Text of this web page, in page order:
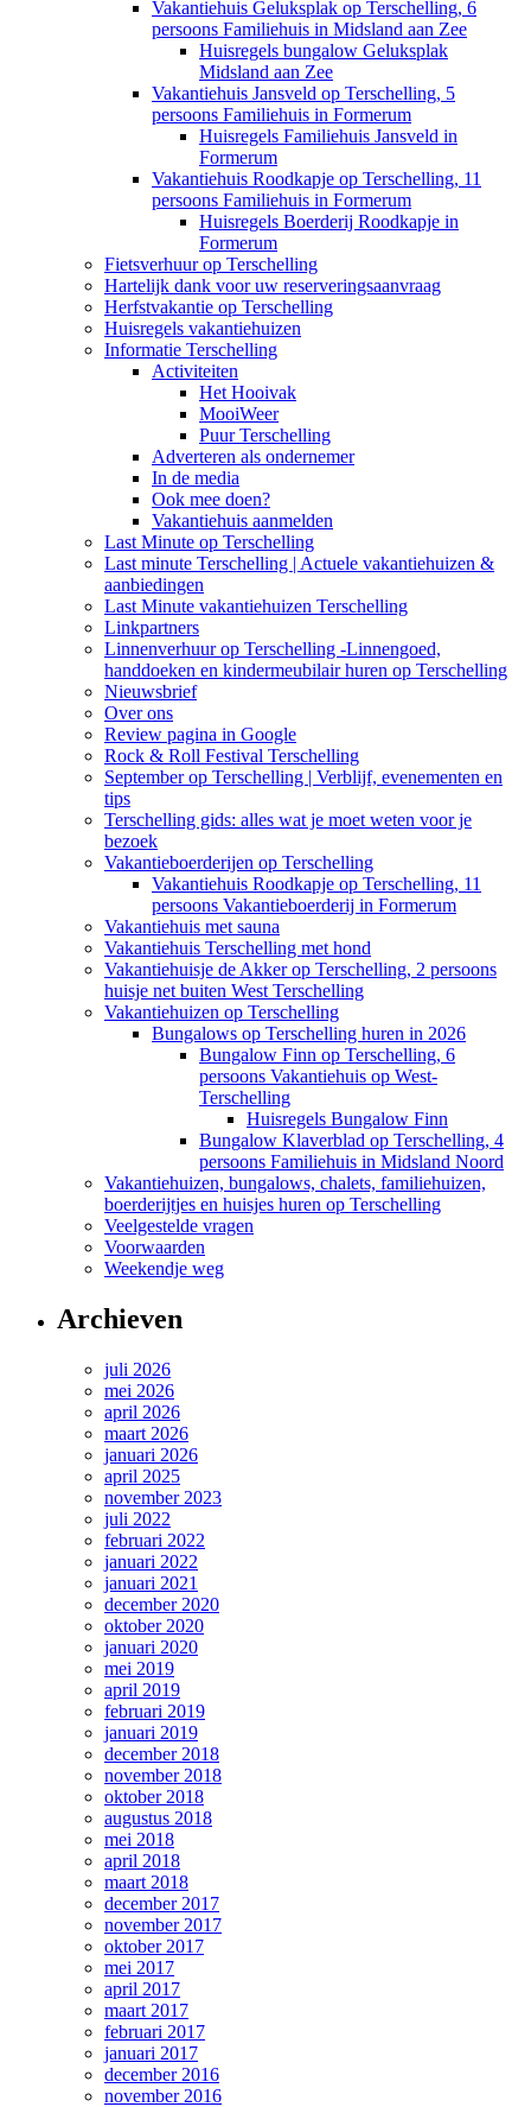
Vakantiehuis Geluksplak op Terschelling, 6
persoons Familiehuis in Midsland aan Zee
Huisregels bungalow Geluksplak
Midsland aan Zee
Vakantiehuis Jansveld op Terschelling, 5
persoons Familiehuis in Formerum
Huisregels Familiehuis Jansveld in
Formerum
Vakantiehuis Roodkapje op Terschelling, 11
persoons Familiehuis in Formerum
Huisregels Boerderij Roodkapje in
Formerum
Fietsverhuur op Terschelling
Hartelijk dank voor uw reserveringsaanvraag
Herfstvakantie op Terschelling
Huisregels vakantiehuizen
Informatie Terschelling
Activiteiten
Het Hooivak
MooiWeer
Puur Terschelling
Adverteren als ondernemer
In de media
Ook mee doen?
Vakantiehuis aanmelden
Last Minute op Terschelling
Last minute Terschelling | Actuele vakantiehuizen &
aanbiedingen
Last Minute vakantiehuizen Terschelling
Linkpartners
Linnenverhuur op Terschelling -Linnengoed,
handdoeken en kindermeubilair huren op Terschelling
Nieuwsbrief
Over ons
Review pagina in Google
Rock & Roll Festival Terschelling
September op Terschelling | Verblijf, evenementen en
tips
Terschelling gids: alles wat je moet weten voor je
bezoek
Vakantieboerderijen op Terschelling
Vakantiehuis Roodkapje op Terschelling, 11
persoons Vakantieboerderij in Formerum
Vakantiehuis met sauna
Vakantiehuis Terschelling met hond
Vakantiehuisje de Akker op Terschelling, 2 persoons
huisje net buiten West Terschelling
Vakantiehuizen op Terschelling
Bungalows op Terschelling huren in 2026
Bungalow Finn op Terschelling, 6
persoons Vakantiehuis op West-
Terschelling
Huisregels Bungalow Finn
Bungalow Klaverblad op Terschelling, 4
persoons Familiehuis in Midsland Noord
Vakantiehuizen, bungalows, chalets, familiehuizen,
boerderijtjes en huisjes huren op Terschelling
Veelgestelde vragen
Voorwaarden
Weekendje weg
Archieven
juli 2026
mei 2026
april 2026
maart 2026
januari 2026
april 2025
november 2023
juli 2022
februari 2022
januari 2022
januari 2021
december 2020
oktober 2020
januari 2020
mei 2019
april 2019
februari 2019
januari 2019
december 2018
november 2018
oktober 2018
augustus 2018
mei 2018
april 2018
maart 2018
december 2017
november 2017
oktober 2017
mei 2017
april 2017
maart 2017
februari 2017
januari 2017
december 2016
november 2016